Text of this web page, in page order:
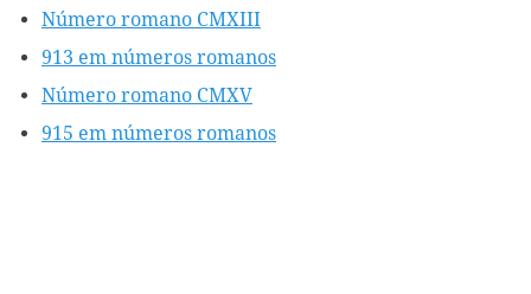
Número romano CMXIII
913 em números romanos
Número romano CMXV
915 em números romanos